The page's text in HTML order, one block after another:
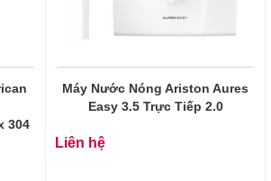
304
Máy Nước Nóng Ariston Aures
Easy 3.5 Trực Tiếp 2.0
Liên hệ